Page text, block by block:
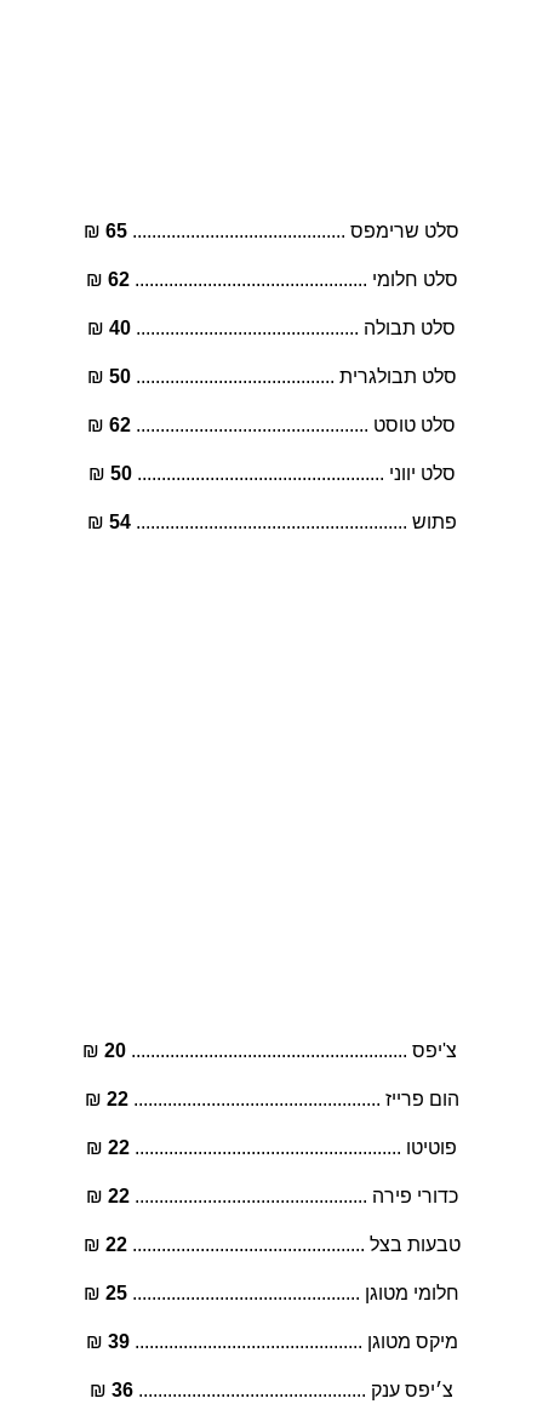
סלט שרימפס ............................................ 65
₪
סלט חלומי ................................................ 62
₪
סלט תבולה .............................................. 40
₪
סלט תבולגרית ......................................... 50
₪
סלט טוסט ................................................ 62
₪
סלט יווני ................................................... 50
₪
פתוש ........................................................ 54
₪
20
₪
הום פרייז ................................................... 22
₪
פוטיטו ....................................................... 22
₪
כדורי פירה ................................................ 22
₪
טבעות בצל ................................................ 22
₪
חלומי מטוגן ............................................... 25
₪
מיקס מטוגן ............................................... 39
₪
צ׳יפס ענק ............................................... 36
₪